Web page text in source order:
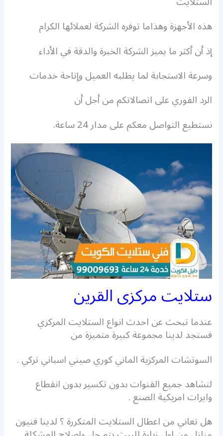
هذه الأجهزة وهذاما توفره الشركة لعملائها الكرام
إذ أن أكثر ما يميز الشركة الخبرة والدقة في الأداء
وسرعة الاستجابة لما يطلبه العميل وإتاحة خدمات
الرد الفوري على اتصالاتكم من أجل أن
نستطيع التواصل معكم على مدار 24 ساعة.
ستلايت مركزى القرين
عندما تبحث عن احدث انواع الستلايت المركزي
فستجد لدينا مجموعة كبيرة متميزة من
السوتشات المركزية الماني كوري صيني اسباني تركي .
لتشاهد جميع القنوات بدون تكسير بدون انقطاع
وايرات امريكية الصنع .
هل تعاني من اعطال الستلايت المتكررة ؟ لدينا فنيون